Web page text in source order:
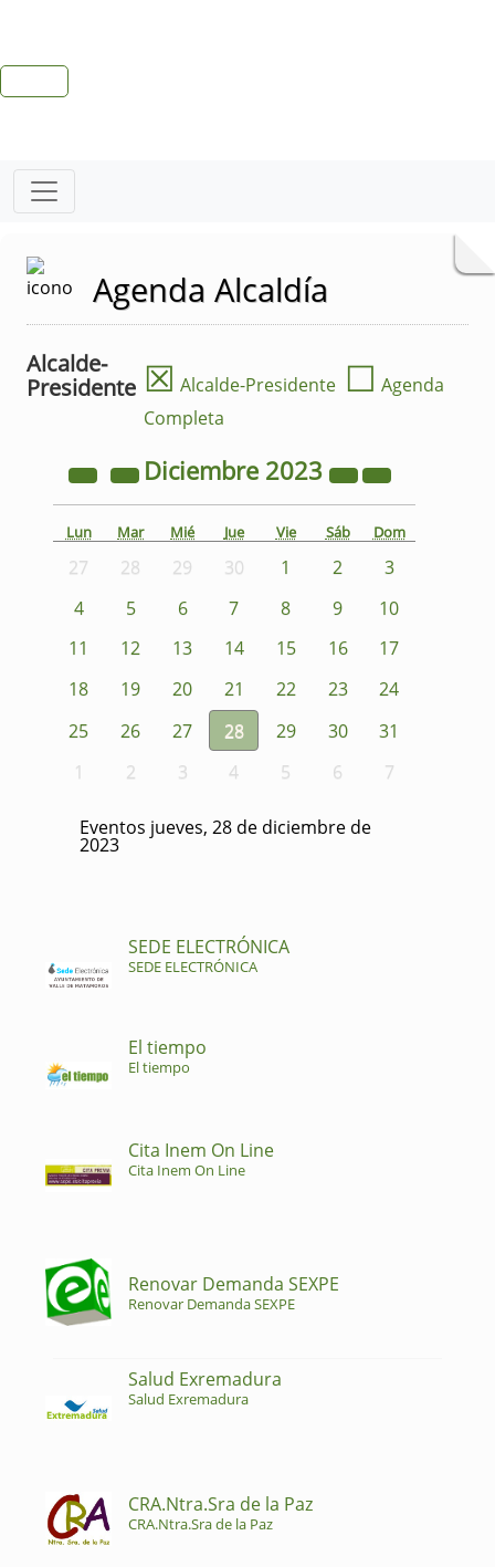
Agenda Alcaldía
Alcalde-
Presidente ☒ Alcalde-Presidente ☐ Agenda
Completa
Diciembre 2023
Lun Mar Mié Jue Vie Sáb Dom
27 28 29 30 1 2
3
4
5 6 7 8 9
10
11
12 13 14 15 16
17
18
19 20 21 22 23
24
25
26 27 28 29 30
31
1
2 3 4 5 6 7
Eventos jueves, 28 de diciembre de
2023
SEDE ELECTRÓNICA
SEDE ELECTRÓNICA
El tiempo
El tiempo
Cita Inem On Line
Cita Inem On Line
Renovar Demanda SEXPE
Renovar Demanda SEXPE
Salud Exremadura
Salud Exremadura
CRA.Ntra.Sra de la Paz
CRA.Ntra.Sra de la Paz